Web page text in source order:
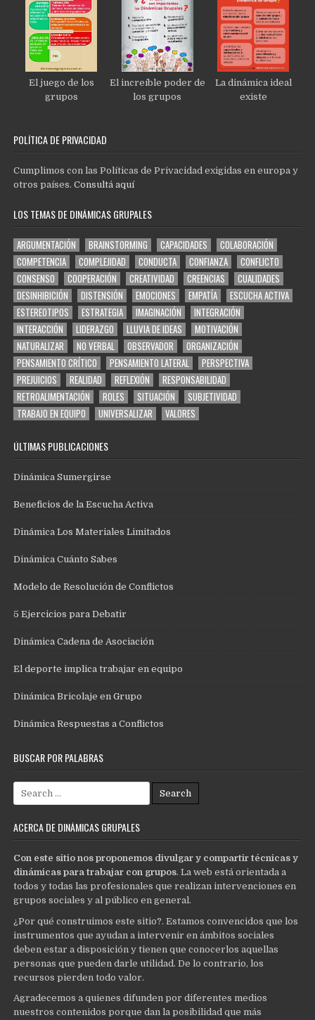
El juego de los
grupos
El increíble poder de
los grupos
La dinámica ideal
existe
POLÍTICA DE PRIVACIDAD
Cumplimos con las Políticas de Privacidad exigidas en europa y
otros países.Consultá aquí
LOS TEMAS DE DINÁMICAS GRUPALES
ARGUMENTACIÓN BRAINSTORMING CAPACIDADES
COLABORACIÓN
COMPETENCIA
COMPLEJIDAD CONDUCTA CONFIANZA
CONFLICTO
CONSENSO
COOPERACIÓN CREATIVIDAD CREENCIAS
CUALIDADES
DESINHIBICIÓN
DISTENSIÓN EMOCIONES EMPATÍA
ESCUCHA ACTIVA
ESTEREOTIPOS
ESTRATEGIA IMAGINACIÓN
INTEGRACIÓN
INTERACCIÓN
LIDERAZGO LLUVIA DE IDEAS
MOTIVACIÓN
NATURALIZAR
NO VERBAL OBSERVADOR
ORGANIZACIÓN
PENSAMIENTO CRÍTICO
PENSAMIENTO LATERAL
PERSPECTIVA
PREJUICIOS
REALIDAD REFLEXIÓN
RESPONSABILIDAD
RETROALIMENTACIÓN
ROLES SITUACIÓN
SUBJETIVIDAD
TRABAJO EN EQUIPO
UNIVERSALIZAR VALORES
ÚLTIMAS PUBLICACIONES
Dinámica Sumergirse
Beneficios de la Escucha Activa
Dinámica Los Materiales Limitados
Dinámica Cuánto Sabes
Modelo de Resolución de Conflictos
5 Ejercicios para Debatir
Dinámica Cadena de Asociación
El deporte implica trabajar en equipo
Dinámica Bricolaje en Grupo
Dinámica Respuestas a Conflictos
BUSCAR POR PALABRAS
Search
for:
ACERCA DE DINÁMICAS GRUPALES
Con este sitio nos proponemos divulgar y compartir técnicas y
dinámicas para trabajar con grupos. La web está orientada a
todos y todas las profesionales que realizan intervenciones en
grupos sociales y al público en general.
¿Por qué construimos este sitio?. Estamos convencidos que los
instrumentos que ayudan a intervenir en ámbitos sociales
deben estar a disposición y tienen que conocerlos aquellas
personas que pueden darle utilidad. De lo contrario, los
recursos pierden todo valor.
Agradecemos a quienes difunden por diferentes medios
nuestros contenidos porque dan la posibilidad que más